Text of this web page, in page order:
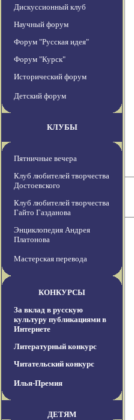
Дискуссионный клуб
Научный форум
Форум "Русская идея"
Форум "Курск"
Исторический форум
Детский форум
КЛУБЫ
Пятничные вечера
Клуб любителей творчества
Достоевского
Клуб любителей творчества
Гайто Газданова
Энциклопедия Андрея
Платонова
Мастерская перевода
КОНКУРСЫ
За вклад в русскую
культуру публикациями в
Интернете
Литературный конкурс
Читательский конкурс
Илья-Премия
ДЕТЯМ